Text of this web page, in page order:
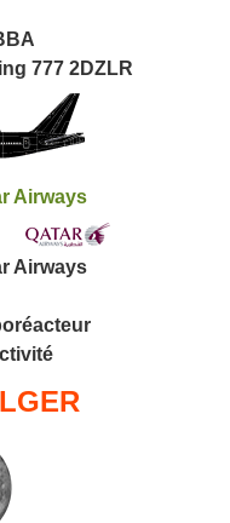
777 2DZLR
Airways
Airways